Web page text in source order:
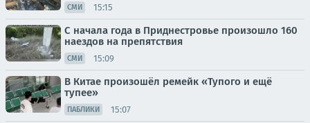
СМИ 15:15
С начала года в Приднестровье произошло 160
наездов на препятствия
СМИ 15:09
В Китае произошёл ремейк «Тупого и ещё
тупее»
ПАБЛИКИ 15:07